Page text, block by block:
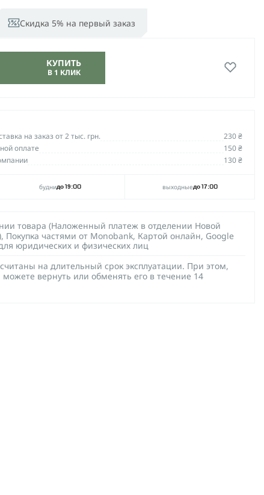
Скидка 5% на первый заказ
КУПИТЬ
В 1 КЛИК
на заказ от 2 тыс. грн. 230 ₴
оплате 150 ₴
130 ₴
буднидо 19:00 выходныедо 17:00
товара (Наложенный платеж в отделении Новой
Покупка частями от Monobank, Картой онлайн, Google
юридических и физических лиц
на длительный срок эксплуатации. При этом,
вернуть или обменять его в течение 14